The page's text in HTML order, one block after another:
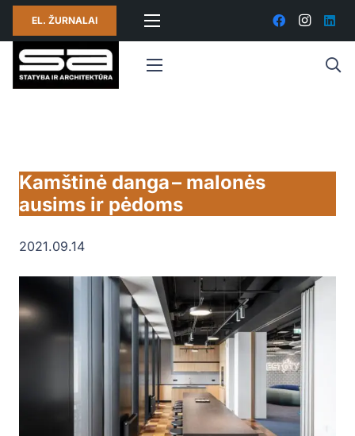
EL. ŽURNALAI
Kamštinė danga – malonės
ausims ir pėdoms
2021.09.14